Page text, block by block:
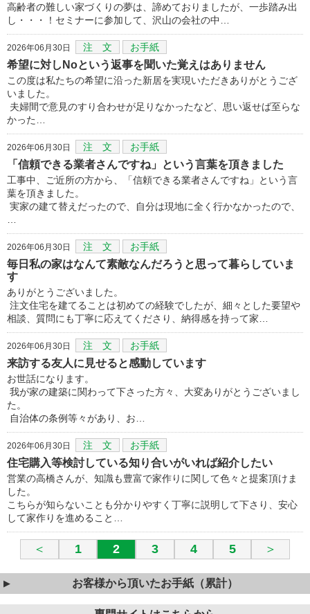
高齢者の難しい家づくりの夢は、諦めておりましたが、一歩踏み出
し・・・！セミナーに参加して、沢山の会社の中…
2026年06月30日 注 文 お手紙
希望に対しNoという返事を聞いた覚えはありません
この度は私たちの希望に沿った新居を実現いただきありがとうござ
いました。
夫婦間で意見のすり合わせが足りなかったなど、思い返せば至らな
かった…
2026年06月30日 注 文 お手紙
「信頼できる業者さんですね」という言葉を頂きました
工事中、ご近所の方から、「信頼できる業者さんですね」という言
葉を頂きました。
実家の建て替えだったので、自分は現地に全く行かなかったので、
2026年06月30日 注 文 お手紙
毎日私の家はなんて素敵なんだろうと思って暮らしていま
す
ありがとうございました。
注文住宅を建てることは初めての経験でしたが、細々とした要望や
相談、質問にも丁寧に応えてくださり、納得感を持って家…
2026年06月30日 注 文 お手紙
来訪する友人に見せると感動しています
お世話になります。
我が家の建築に関わって下さった方々、大変ありがとうございまし
た。
自治体の条例等々があり、お…
2026年06月30日 注 文 お手紙
住宅購入等検討している知り合いがいれば紹介したい
営業の高橋さんが、知識も豊富で家作りに関して色々と提案頂けま
した。
こちらが知らないことも分かりやすく丁寧に説明して下さり、安心
して家作りを進めること…
＜ 1 2 3 4 5 ＞
お客様から頂いたお手紙（累計）